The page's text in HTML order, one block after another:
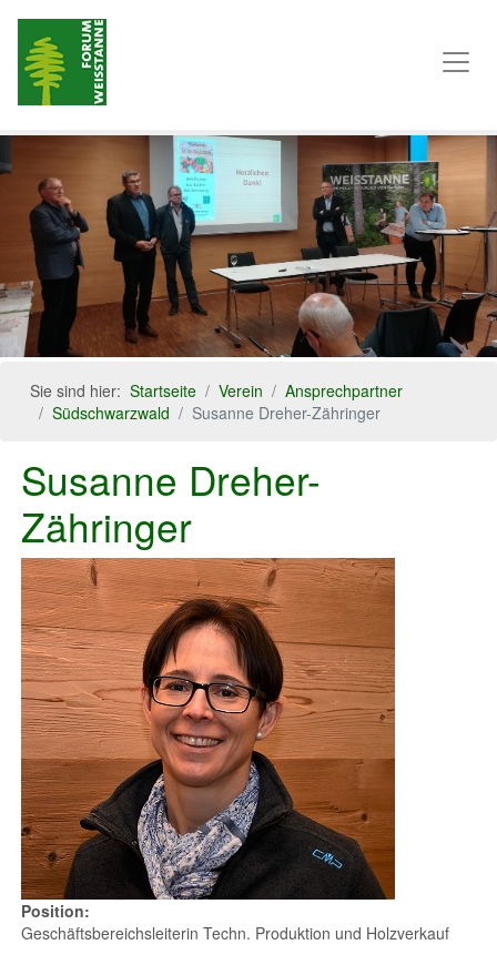
Sie sind hier:Startseite Verein
Ansprechpartner
Südschwarzwald
Susanne Dreher-Zähringer
Susanne Dreher-
Zähringer
Position:
Geschäftsbereichsleiterin Techn. Produktion und Holzverkauf